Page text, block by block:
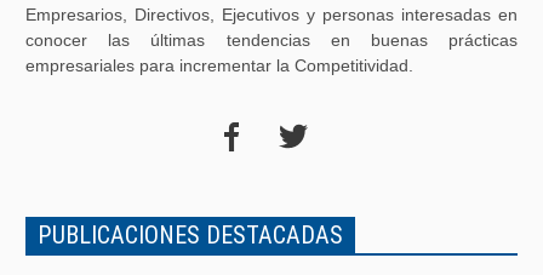
Empresarios, Directivos, Ejecutivos y personas interesadas en
conocer las últimas tendencias en buenas prácticas
empresariales para incrementar la Competitividad.
PUBLICACIONES DESTACADAS